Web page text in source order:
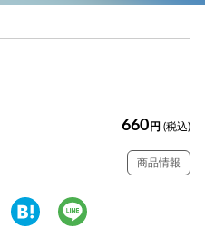
660 円 (税込)
商品情報